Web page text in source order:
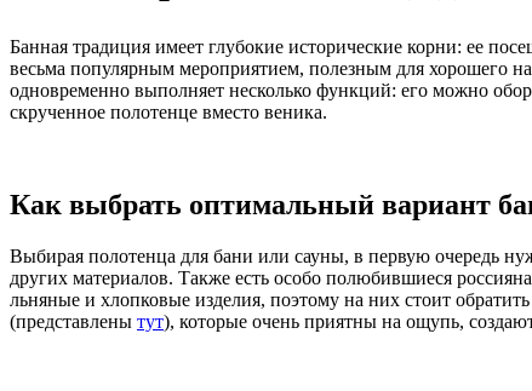
Банная традиция имеет глубокие исторические корни: ее
весьма популярным мероприятием, полезным для хорошего
одновременно выполняет несколько функций: его можно
скрученное полотенце вместо веника.
Как выбрать оптимальный вариант
Выбирая полотенца для бани или сауны, в первую очередь
других материалов. Также есть особо полюбившиеся
льняные и хлопковые изделия, поэтому на них стоит
(представлены тут), которые очень приятны на ощупь,